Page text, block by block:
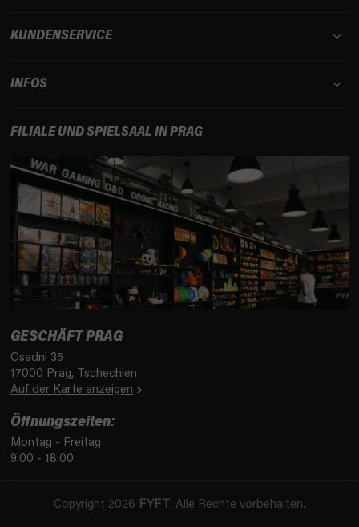
KUNDENSERVICE
INFOS
FILIALE UND SPIELSAAL IN PRAG
GESCHÄFT PRAG
Osadni 35
17000 Prag, Tschechien
Auf der Karte anzeigen
Öffnungszeiten:
Montag - Freitag
9:00 - 18:00
Copyright 2026 FYFT . Alle Rechte vorbehalten.